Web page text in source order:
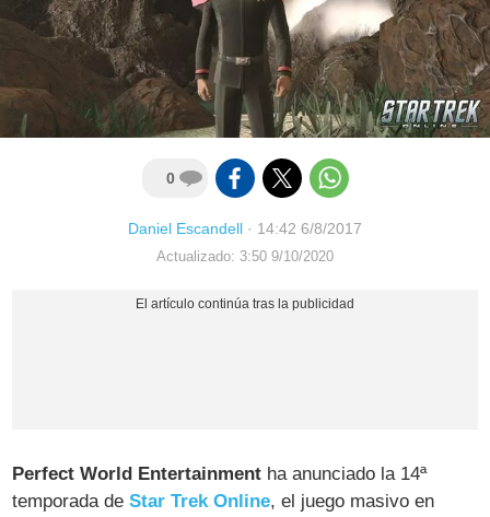
0
Daniel Escandell · 14:42 6/8/2017
Actualizado: 3:50 9/10/2020
Perfect World Entertainment ha anunciado la 14ª
temporada deStar Trek Online, el juego masivo en